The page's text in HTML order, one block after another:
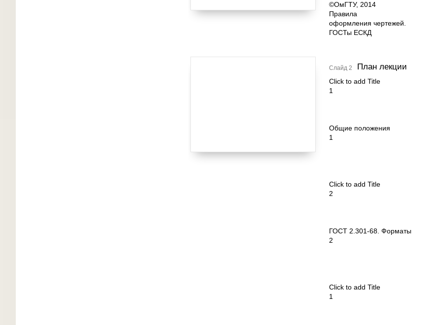
©ОмГТУ, 2014
Правила
оформления чертежей.
ГОСТы ЕСКД
Слайд 2 План лекции
Click to add Title
1
Общие положения
1
Click to add Title
2
ГОСТ 2.301-68. Форматы
2
Click to add Title
1